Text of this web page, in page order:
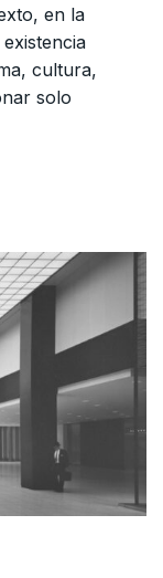
en la
cultura,
solo